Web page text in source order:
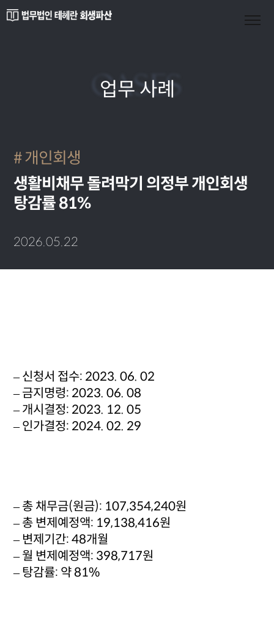
CASES
업무 사례
개인회생
생활비채무 돌려막기 의정부 개인회생
탕감률 81%
2026.05.22
– 신청서 접수: 2023. 06. 02
– 금지명령: 2023. 06. 08
– 개시결정: 2023. 12. 05
– 인가결정: 2024. 02. 29
– 총 채무금(원금): 107,354,240원
– 총 변제예정액: 19,138,416원
– 변제기간: 48개월
– 월 변제예정액: 398,717원
– 탕감률: 약 81%